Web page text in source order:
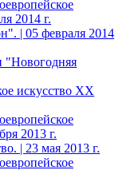
2014 г.
| 05 февраля 2014
искусство ХХ
2013 г.
| 23 мая 2013 г.